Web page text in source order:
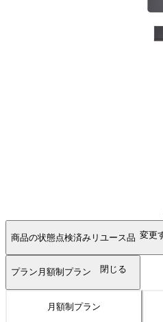
商品の状態点検済みリユース品 変更
プラン 月額制プラン 閉じる
月額制プラン